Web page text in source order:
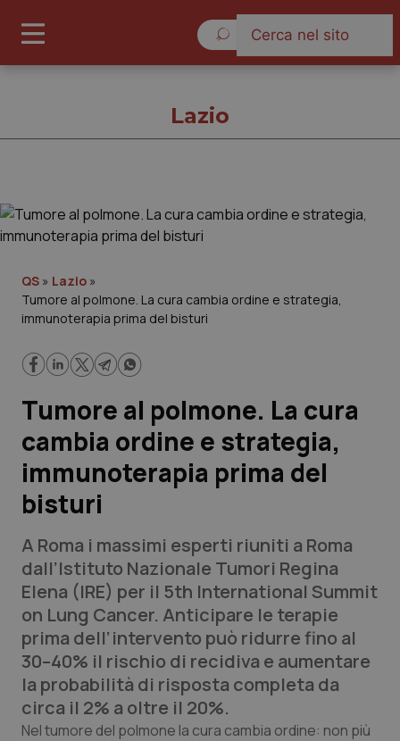
Governo e Parlamento
Regioni e Asl
Lavoro e Professioni
Scienza e Farmaci
Studi e Analisi
Lettere al direttore
Edizioni Regionali
QS Pro
Professionisti Sanitari.AI
Abruzzo
QS Pro Gold
Lazio
QS » Lazio »
Tumore al polmone. La cura cambia ordine e strategia,
immunoterapia prima del bisturi
Tumore al polmone. La cura
cambia ordine e strategia,
immunoterapia prima del
bisturi
A Roma i massimi esperti riuniti a Roma
dall’Istituto Nazionale Tumori Regina
Elena (IRE) per il 5th International Summit
on Lung Cancer. Anticipare le terapie
prima dell’intervento può ridurre fino al
30–40% il rischio di recidiva e aumentare
la probabilità di risposta completa da
circa il 2% a oltre il 20%.
Nel tumore del polmone la cura cambia ordine: non più